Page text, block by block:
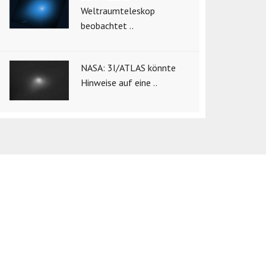
Weltraumteleskop
beobachtet ..
NASA: 3I/ATLAS könnte
Hinweise auf eine ..